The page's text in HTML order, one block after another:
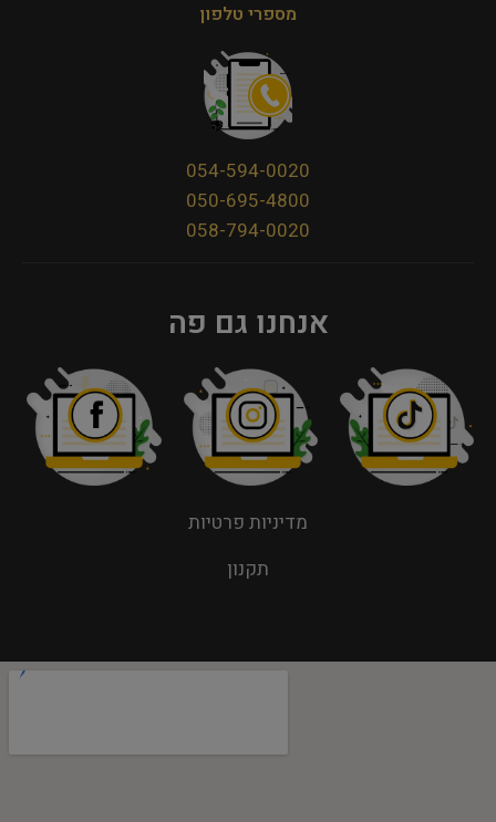
מספרי טלפון
054-594-0020
050-695-4800
058-794-0020
אנחנו גם פה
מדיניות פרטיות
תקנון